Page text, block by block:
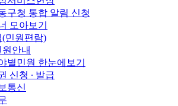
구청 통합 알림 신청
모아보기
(민원편람)
안내
별민원 한눈에보기
신청 ∙ 발급
통신